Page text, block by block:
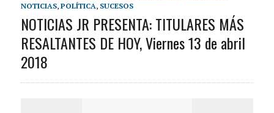
NOTICIAS, POLÍTICA, SUCESOS
NOTICIAS JR PRESENTA: TITULARES MÁS
RESALTANTES DE HOY, Viernes 13 de abril
2018